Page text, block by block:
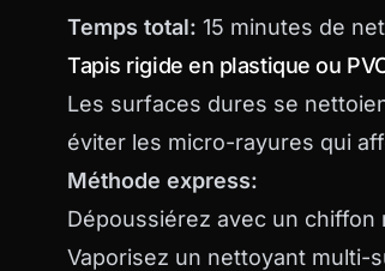
Temps total: 15 minutes de
Tapis rigide en plastique ou
Les surfaces dures se
éviter les micro-rayures qui
Méthode express:
Dépoussiérez avec un chiffon
Vaporisez un nettoyant multi-